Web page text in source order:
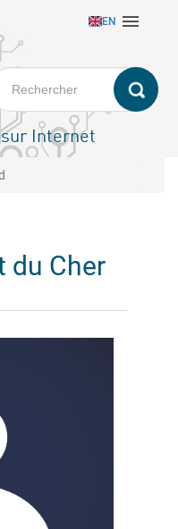
EN 
Internet
du Cher